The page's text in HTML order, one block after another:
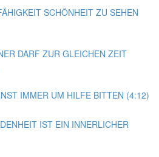
SCHÖNHEIT ZU SEHEN
DARF ZUR GLEICHEN ZEIT
IMMER UM HILFE BITTEN (4:12)
IST EIN INNERLICHER